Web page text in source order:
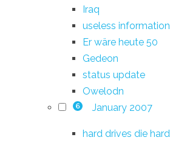
Iraq
useless information
Er wäre heute 50
Gedeon
status update
Owelodn
6 January 2007
hard drives die hard